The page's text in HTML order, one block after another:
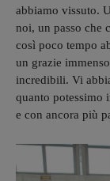
abbiamo vissuto.
noi, un passo che
così poco tempo
un grazie
incredibili. Vi
quanto potessimo
e con ancora più